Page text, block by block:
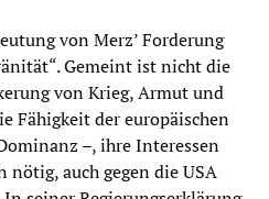
von Merz’ Forderung
Gemeint ist nicht die
von Krieg, Armut und
Fähigkeit der europäischen
–, ihre Interessen
auch gegen die USA